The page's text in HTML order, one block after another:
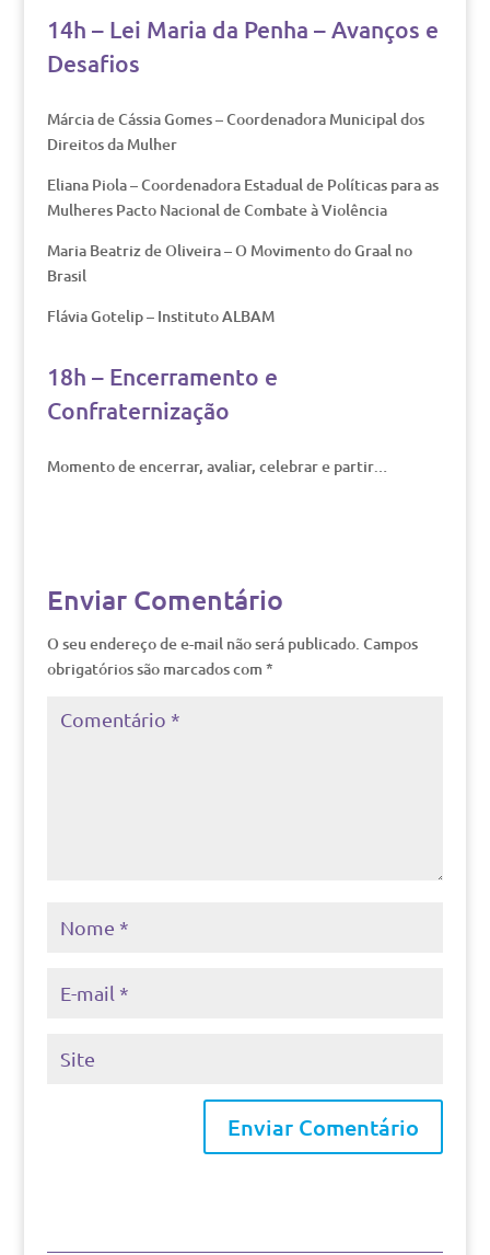
14h – Lei Maria da Penha – Avanços e
Desafios
Márcia de Cássia Gomes – Coordenadora Municipal dos
Direitos da Mulher
Eliana Piola – Coordenadora Estadual de Políticas para as
Mulheres Pacto Nacional de Combate à Violência
Maria Beatriz de Oliveira – O Movimento do Graal no
Brasil
Flávia Gotelip – Instituto ALBAM
18h – Encerramento e
Confraternização
Momento de encerrar, avaliar, celebrar e partir…
Enviar Comentário
O seu endereço de e-mail não será publicado. Campos
obrigatórios são marcados com *